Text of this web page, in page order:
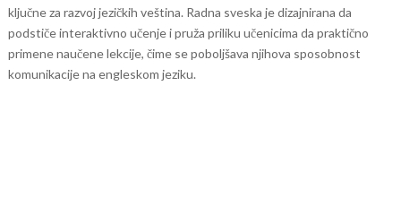
ključne za razvoj jezičkih veština. Radna sveska je dizajnirana da
podstiče interaktivno učenje i pruža priliku učenicima da praktično
primene naučene lekcije, čime se poboljšava njihova sposobnost
komunikacije na engleskom jeziku.